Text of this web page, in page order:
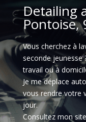
Detailing
Pontoise,
Vous cherchez à
seconde jeunesse
travail ou à
Je me déplace
vous rendre votre
jour.
Consultez mon